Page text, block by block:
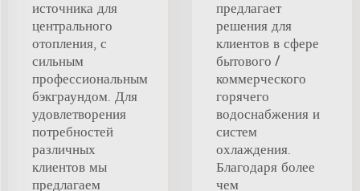
источника для
центрального
отопления, с
сильным
профессиональным
бэкграундом. Для
удовлетворения
потребностей
различных
клиентов мы
предлагаем
предлагает
решения для
клиентов в сфере
бытового /
коммерческого
горячего
водоснабжения и
систем
охлаждения.
Благодаря более
чем